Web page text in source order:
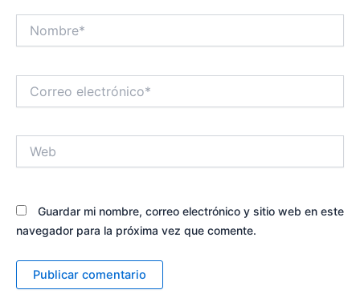
electrónico*
Guardar mi nombre, correo electrónico y sitio web en este
navegador para la próxima vez que comente.